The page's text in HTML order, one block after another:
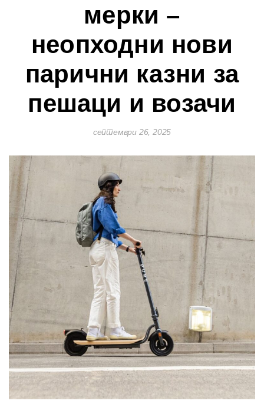
мерки –
неопходни нови
парични казни за
пешаци и возачи
септември 26, 2025